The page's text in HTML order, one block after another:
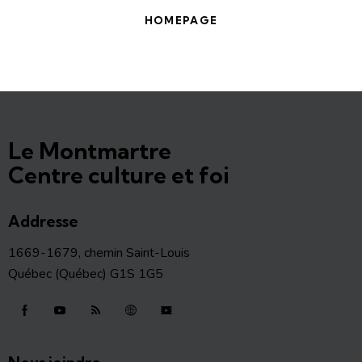
HOMEPAGE
Le Montmartre
Centre culture et foi
Addresse
1669-1679, chemin Saint-Louis
Québec (Québec) G1S 1G5